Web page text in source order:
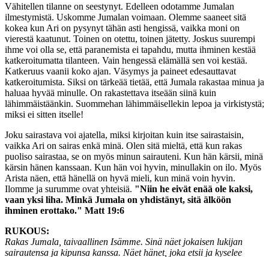
Vähitellen tilanne on seestynyt. Edelleen odotamme Jumalan
ilmestymistä. Uskomme Jumalan voimaan. Olemme saaneet sitä
kokea kun Ari on pysynyt tähän asti hengissä, vaikka moni on
vierestä kaatunut. Toinen on otettu, toinen jätetty. Joskus suurempi
ihme voi olla se, että paranemista ei tapahdu, mutta ihminen kestää
katkeroitumatta tilanteen. Vain hengessä elämällä sen voi kestää.
Katkeruus vaanii koko ajan. Väsymys ja paineet edesauttavat
katkeroitumista. Siksi on tärkeää tietää, että Jumala rakastaa minua ja
haluaa hyvää minulle. On rakastettava itseään siinä kuin
lähimmäistäänkin. Suommehan lähimmäisellekin lepoa ja virkistystä;
miksi ei sitten itselle!
Joku sairastava voi ajatella, miksi kirjoitan kuin itse sairastaisin,
vaikka Ari on sairas enkä minä. Olen sitä mieltä, että kun rakas
puoliso sairastaa, se on myös minun sairauteni. Kun hän kärsii, minä
kärsin hänen kanssaan. Kun hän voi hyvin, minullakin on ilo. Myös
Arista näen, että hänellä on hyvä mieli, kun minä voin hyvin.
Ilomme ja surumme ovat yhteisiä. "Niin he eivät enää ole kaksi,
vaan yksi liha. Minkä Jumala on yhdistänyt, sitä älköön
ihminen erottako." Matt 19:6
RUKOUS:
Rakas Jumala, taivaallinen Isämme. Sinä näet jokaisen lukijan
sairautensa ja kipunsa kanssa. Näet hänet, joka etsii ja kyselee